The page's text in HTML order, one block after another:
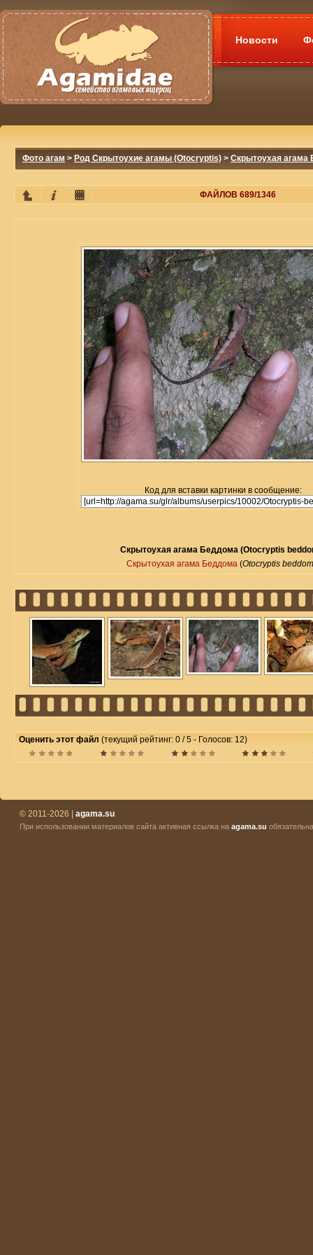
Новости
Фото агам > Род Скрытоухие агамы (Otocryptis) > Скрытоухая агама
ФАЙЛОВ 689/1346
Код для вставки картинки в сообщение:
Скрытоухая агама Беддома (Otocryptis
Скрытоухая агама Беддома (Otocryptis
Оценить этот файл (текущий рейтинг: 0 / 5 - Голосов: 12)
© 2011-2026 | agama.su
При использовании материалов сайта активная ссылка на agama.su